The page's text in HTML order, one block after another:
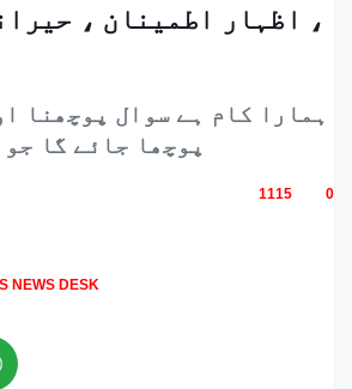
، اظہار اطمینان ،
ہمارا کام ہے سوال پوچھنا
پوچھا جائے گا
1115 0
NEWS DESK